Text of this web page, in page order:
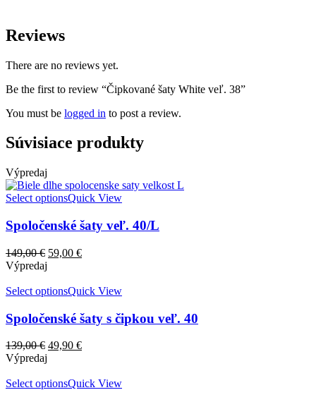
Reviews
There are no reviews yet.
Be the first to review “Čipkované šaty White veľ. 38”
You must be logged in to post a review.
Súvisiace produkty
Výpredaj
Select optionsQuick View
Spoločenské šaty veľ. 40/L
149,00€ 59,00 €
Výpredaj
Select optionsQuick View
Spoločenské šaty s čipkou veľ. 40
139,00€ 49,90 €
Výpredaj
Select optionsQuick View